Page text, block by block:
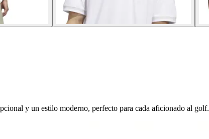
y un estilo moderno, perfecto para cada aficionado al golf.